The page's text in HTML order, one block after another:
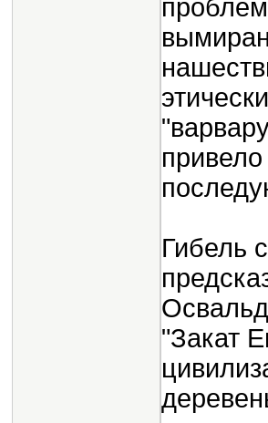
Гибель
"Закат